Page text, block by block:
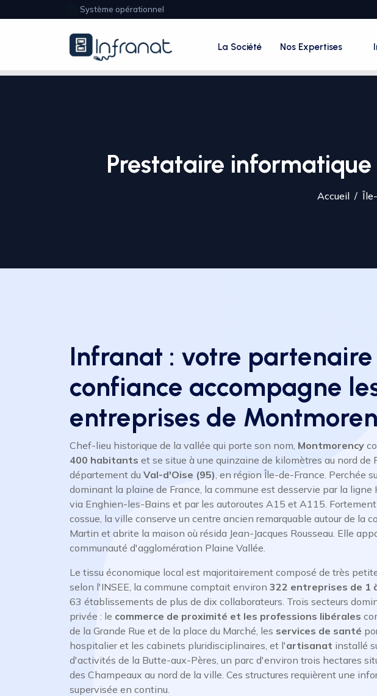
Système opérationnel
La Société Nos Expertises
Prestataire
Accueil
Infranat : votre partenaire
confiance accompagne
entreprises de
Chef-lieu historique de la vallée qui porte son nom, Montmorency
400 habitants et se situe à une quinzaine de kilomètres au nord de
département du Val-d'Oise (95), en région Île-de-France. Perchée
dominant la plaine de France, la commune est desservie par la ligne
via Enghien-les-Bains et par les autoroutes A15 et A115.
cossue, la ville conserve un centre ancien remarquable autour de la
Martin et abrite la maison où résida Jean-Jacques Rousseau. Elle
communauté d'agglomération Plaine Vallée.
Le tissu économique local est majoritairement composé de très
selon l'INSEE, la commune comptait environ 322 entreprises de 1
63 établissements de plus de dix collaborateurs. Trois secteurs
privée : le commerce de proximité et les professions libérales
de la Grande Rue et de la place du Marché, les services de santé
hospitalier et les cabinets pluridisciplinaires, et l'artisanat installé
d'activités de la Butte-aux-Pères, un parc d'environ trois hectares
des Champeaux au nord de la ville. Ces structures requièrent une
supervisée en continu.